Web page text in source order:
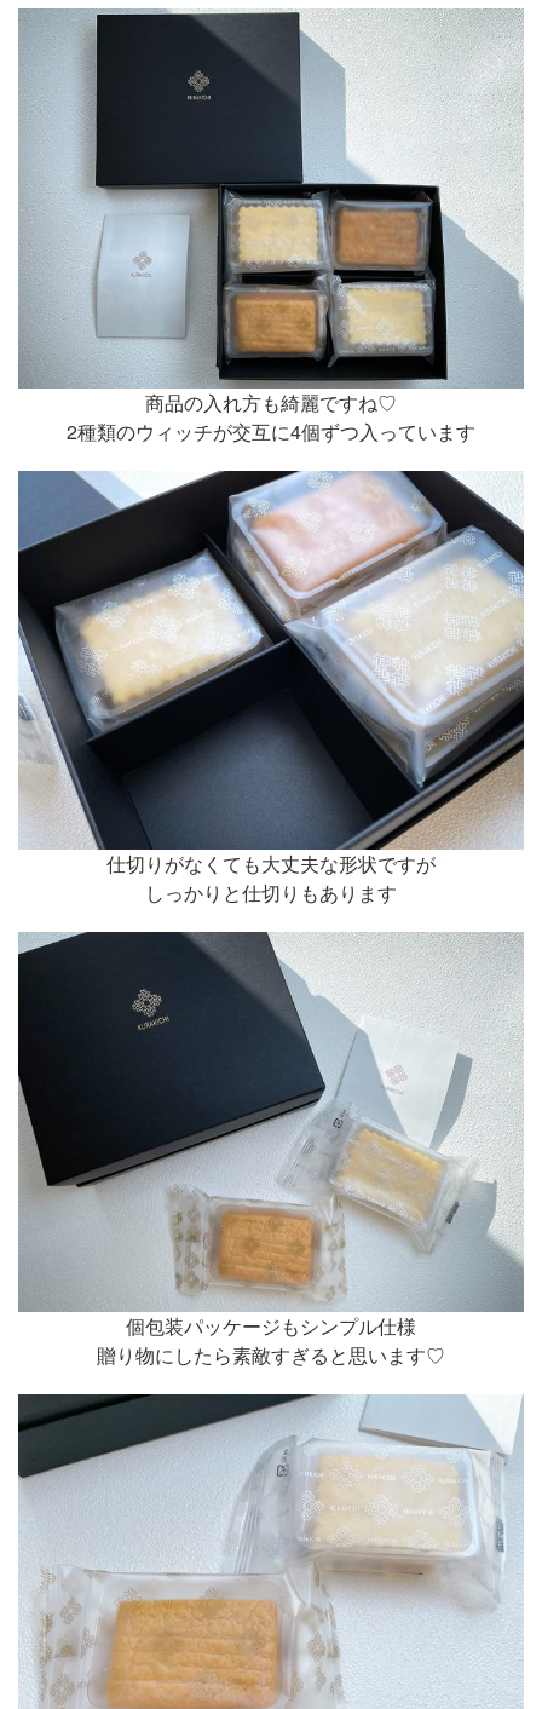
商品の入れ方も綺麗ですね♡
2種類のウィッチが交互に4個ずつ入っています
仕切りがなくても大丈夫な形状ですが
しっかりと仕切りもあります
個包装パッケージもシンプル仕様
贈り物にしたら素敵すぎると思います♡